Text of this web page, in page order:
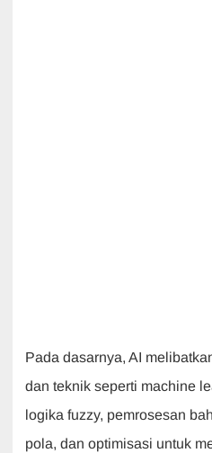
Pada dasarnya, AI
dan teknik seperti machine
logika fuzzy, pemrosesan
pola, dan optimisasi untuk